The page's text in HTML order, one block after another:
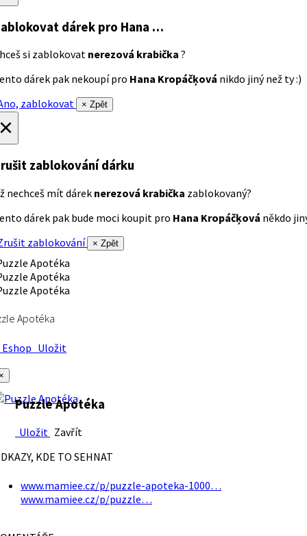
dárek pro Hana …
si zablokovat nerezová krabička ?
dárek pak nekoupí pro Hana Kropáčķová nikdo jiný než ty :)
zablokovat
× Zpět
zablokování dárku
nechceš mít dárek nerezová krabička zablokovaný?
dárek pak bude moci koupit pro Hana Kropáčķová někdo
zablokování
× Zpět
Apotéka
Uložit
Puzzle Apotéka
Uložit Zavřít
KDE TO SEHNAT
www.mamiee.cz/p/puzzle-apoteka-1000…
www.mamiee.cz/p/puzzle…